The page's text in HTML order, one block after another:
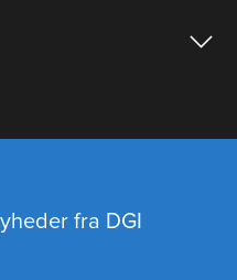
fra DGI